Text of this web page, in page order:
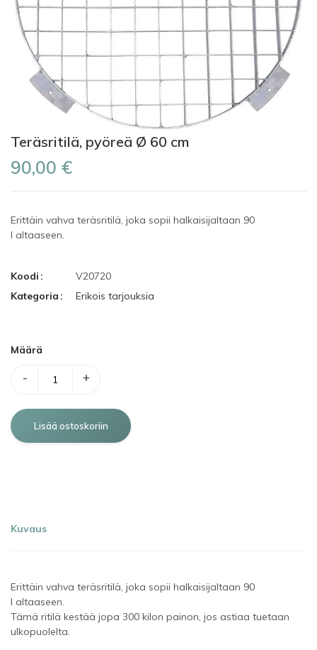
Teräsritilä, pyöreä Ø 60 cm
90,00 €
Erittäin vahva teräsritilä, joka sopii halkaisijaltaan 90
l altaaseen.
Koodi
V20720
Kategoria
Erikois tarjouksia
Määrä
- +
Kuvaus
Erittäin vahva teräsritilä, joka sopii halkaisijaltaan 90
l altaaseen.
Tämä ritilä kestää jopa 300 kilon painon, jos astiaa tuetaan
ulkopuolelta.